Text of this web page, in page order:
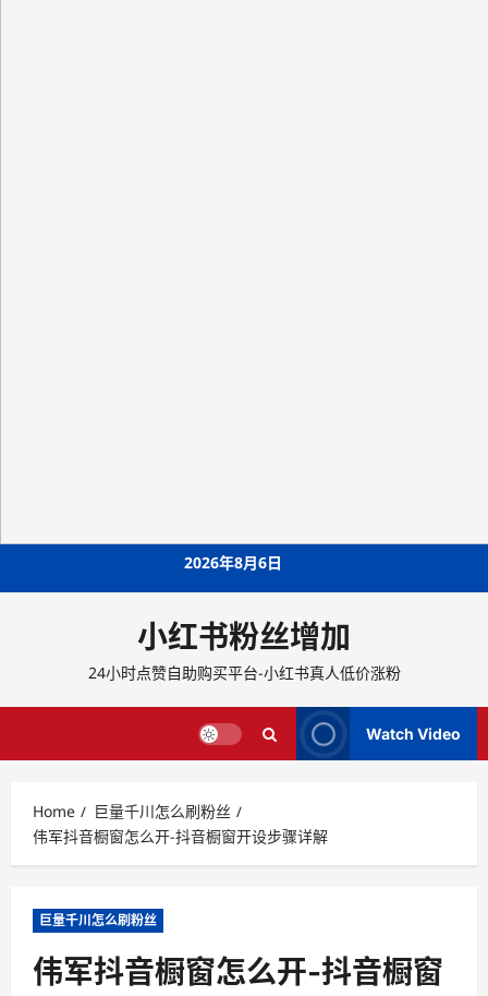
2026年8月6日
小红书粉丝增加
24小时点赞自助购买平台-小红书真人低价涨粉
Watch Video
Home
巨量千川怎么刷粉丝
伟军抖音橱窗怎么开-抖音橱窗开设步骤详解
巨量千川怎么刷粉丝
伟军抖音橱窗怎么开-抖音橱窗